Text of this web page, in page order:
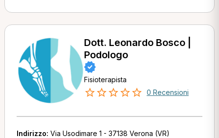
Dott. Leonardo Bosco |
Podologo
Fisioterapista
0 Recensioni
Indirizzo: Via Usodimare 1 - 37138 Verona (VR)